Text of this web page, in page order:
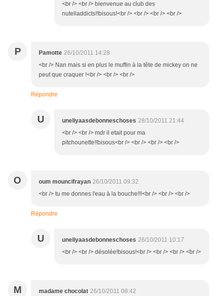
<br /> <br /> bienvenue au club des
nutelladdicts!!bisous!<br /> <br /> <br /> <br />
P Pamotte 26/10/2011 14:28
<br /> Nan mais si en plus le muffin à la tête de mickey on ne
peut que craquer !<br /> <br /> <br />
Répondre
U uneliyaasdebonneschoses 28/10/2011 21:44
<br /> <br /> mdr il etait pour ma
pitchounette!!bisous<br /> <br /> <br /> <br />
O oum mouncifrayan 26/10/2011 09:32
<br /> tu me donnes l'eau à la bouche!!!<br /> <br /> <br />
Répondre
U uneliyaasdebonneschoses 26/10/2011 10:17
<br /> <br /> désolée!bisous!<br /> <br /> <br /> <br />
M madame chocolat 26/10/2011 08:42